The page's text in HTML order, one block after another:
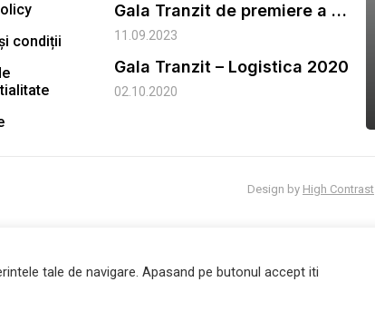
condiții
Gala Tranzit de premiere a celor mai eficienti operatori de transport marfa 2023
11.09.2023
Gala Tranzit – Logistica 2020
02.10.2020
Design by High Contrast
tale de navigare. Apasand pe butonul accept iti